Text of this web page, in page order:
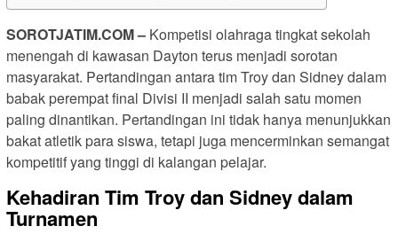
SOROTJATIM.COM – Kompetisi olahraga tingkat sekolah
menengah di kawasan Dayton terus menjadi sorotan
masyarakat. Pertandingan antara tim Troy dan Sidney dalam
babak perempat final Divisi II menjadi salah satu momen
paling dinantikan. Pertandingan ini tidak hanya menunjukkan
bakat atletik para siswa, tetapi juga mencerminkan semangat
kompetitif yang tinggi di kalangan pelajar.
Kehadiran Tim Troy dan Sidney dalam
Turnamen